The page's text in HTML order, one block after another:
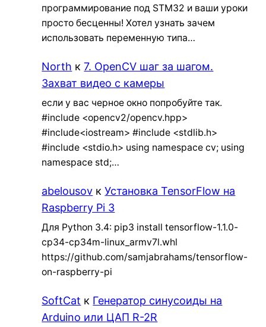
программирование под STM32 и ваши уроки
просто бесценны! Хотел узнать зачем
использовать переменную типа…
North к7. OpenCV шаг за шагом.
Захват видео с камеры
если у вас черное окно попробуйте так.
#include <opencv2/opencv.hpp>
#include<iostream> #include <stdlib.h>
#include <stdio.h> using namespace cv; using
namespace std;…
abelousov кУстановка TensorFlow на
Raspberry Pi 3
Для Python 3.4: pip3 install tensorflow-1.1.0-
cp34-cp34m-linux_armv7l.whl
https://github.com/samjabrahams/tensorflow-
on-raspberry-pi
SoftCat к Генератор синусоиды на
Arduino или ЦАП R-2R